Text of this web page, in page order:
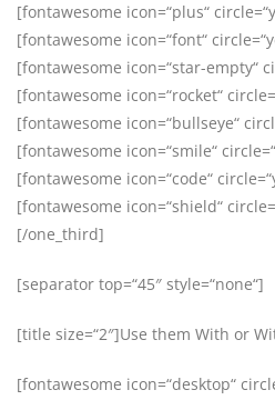
[fontawesome icon=“plus“
[fontawesome icon=“font“
[fontawesome icon=“star-empty“
[fontawesome icon=“rocket“
[fontawesome icon=“bullseye“
[fontawesome icon=“smile“
[fontawesome icon=“code“
[fontawesome icon=“shield“
[/one_third]
[separator top=“45″ style=“none“]
[title size=“2″]Use them With or
[fontawesome icon=“desktop“